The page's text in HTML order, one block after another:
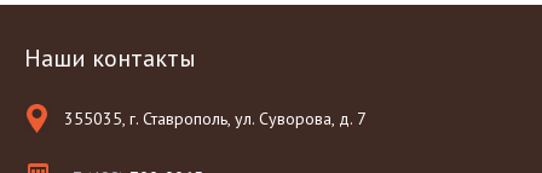
Наши контакты
355035, г. Ставрополь, ул. Суворова, д. 7